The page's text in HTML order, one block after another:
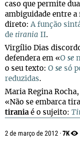
2 de março de 2012 ·7K
caso que permite
ambiguidade entre
direto:A função
de tirania II.
Virgílio Dias
defendera em «O se
o seu texto: O se só
reduzidas.
Maria Regina
«Não se embarca
tiraniaé o sujeito: